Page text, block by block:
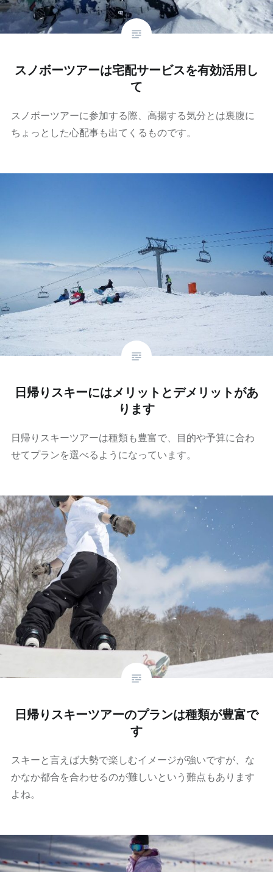
スノボーツアーは宅配サービスを有効活用し
て
スノボーツアーに参加する際、高揚する気分とは裏腹に
ちょっとした心配事も出てくるものです。
日帰りスキーにはメリットとデメリットがあ
ります
日帰りスキーツアーは種類も豊富で、目的や予算に合わ
せてプランを選べるようになっています。
日帰りスキーツアーのプランは種類が豊富で
す
スキーと言えば大勢で楽しむイメージが強いですが、な
かなか都合を合わせるのが難しいという難点もあります
よね。